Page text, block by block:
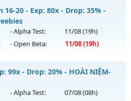
WC-KO MỐC NẠP-PHÙ HỢP
Mở máy chủ
Chiến Thần S6
16-20 - Exp: 80x - Drop: 35% -
- Alpha Test: 11/08(19h)
- Open Beta: 11/08(19h)
Mở máy chủ
99x - Drop: 20% - HOÀI NIỆM-
- Alpha Test: 07/08(08h)